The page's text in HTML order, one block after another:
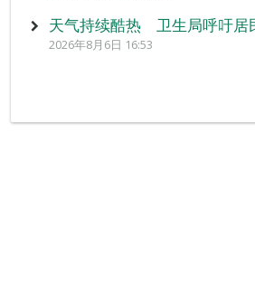
天气持续酷热 卫生局呼吁居
2026年8月6日 16:53